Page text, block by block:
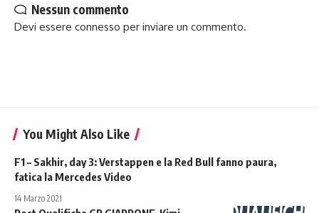
Nessun commento
Devi essere connesso per inviare un commento.
You Might Also Like
F1 – Sakhir, day 3: Verstappen e la Red Bull fanno paura,
fatica la Mercedes Video
14 Marzo 2021